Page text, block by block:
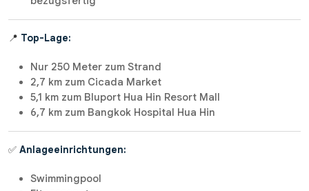
📍 Top-Lage:
Nur 250 Meter zum Strand
2,7 km zum Cicada Market
5,1 km zum Bluport Hua Hin Resort Mall
6,7 km zum Bangkok Hospital Hua Hin
✅ Anlageeinrichtungen:
Swimmingpool